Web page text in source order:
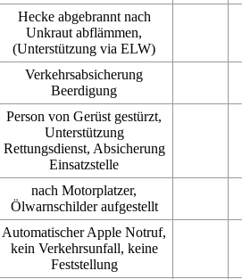
Hecke abgebrannt nach
Unkraut abflämmen,
(Unterstützung via ELW)
Verkehrsabsicherung
Beerdigung
Person von Gerüst gestürzt,
Unterstützung
Rettungsdienst, Absicherung
Einsatzstelle
nach Motorplatzer,
Ölwarnschilder aufgestellt
Automatischer Apple Notruf,
kein Verkehrsunfall, keine
Feststellung